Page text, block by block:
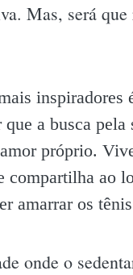
Mas, será
inspiradores
que a busca
próprio.
compartilha ao
amarrar os
onde o